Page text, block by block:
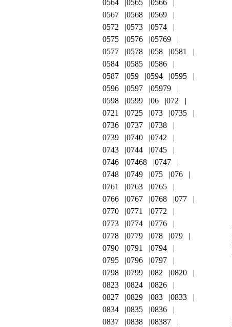
0564
0565
0566
0567
0568
0569
0572
0573
0574
0575
0576
05769
0577
0578 058
0581
0584
0585
0586
0587
059 0594
0595
0596
0597
05979
0598
0599 06
072
0721
0725 073
0735
0736
0737
0738
0739
0740
0742
0743
0744
0745
0746
07468
0747
0748
0749 075
076
0761
0763
0765
0766
0767 0768
077
0770
0771
0772
0773
0774
0776
0778
0779 078
079
0790
0791
0794
0795
0796
0797
0798
0799 082
0820
0823
0824
0826
0827
0829 083
0833
0834
0835
0836
0837
0838
08387